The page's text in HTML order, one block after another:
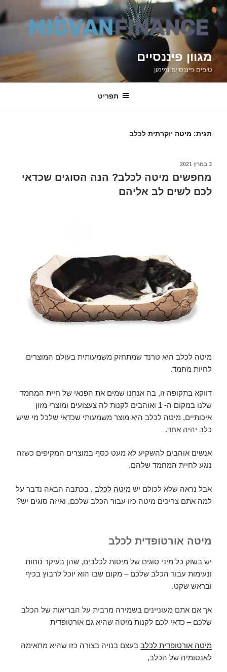
דילוג
לתוכן
מגוון פיננסיים
טיפים פיננסיים ומימון
תפריט
תגית: מיטה יוקרתית לכלב
פורסם
3 במרץ 2021
מחפשים מיטה לכלב? הנה הסוגים שכדאי
לכם לשים לב אליהם
מיטה לכלב היא טרנד שמתחזק משמעותית בעולם המוצרים
לחיות מחמד.
דווקא בתקופה זו, בה אנחנו שמים את הפנאי של חיית המחמד
שלנו במקום ה- 1 ואוהבים לקנות לה צעצועים ומוצרי מזון
איכותיים, מיטה לכלב היא מוצר משמעותי שכדאי שלכל מי שיש
כלב יהיה אחד.
אנשים אוהבים להשקיע לא מעט כסף במוצרים המקיפים כשזה
נוגע לחיית המחמד שלהם,
אבל נראה שלא לכולם יש מיטה לכלב , בכתבה הבאה נדבר על
למה אתם צריכים מיטה כזו עבור הכלב שלכם, ואיזה סוגים יש?
מיטה אורטופדית לכלב
יש בשוק כל מיני סוגים של מיטות לכלבים, שהן בעיקר נוחות
ונעימות עבור הכלב שלכם – מקום שבו הוא יוכל לרבוץ בכיף
ובראש שקט.
אך אם אתם מעוניינים בשמירה מרבית על הבריאות של הכלב
שלכם – כדאי לכם לקנות מיטה שהיא גם אורטופדית
מיטה אורטופדית לכלב בעצם בנויה בצורה כזו שהיא מתאימה
לאנטומיה של הכלב,